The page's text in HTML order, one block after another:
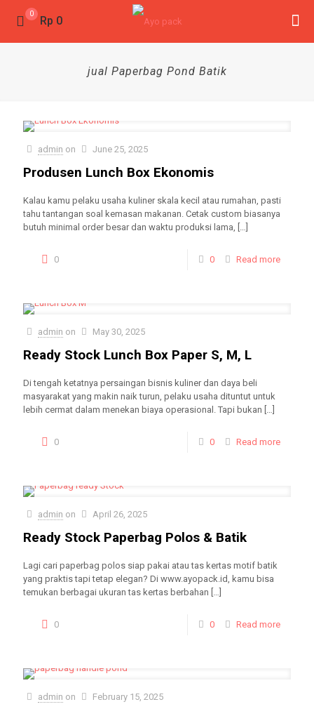
0
Rp 0
jual Paperbag Pond Batik
admin on June 25, 2025
Produsen Lunch Box Ekonomis
Kalau kamu pelaku usaha kuliner skala kecil atau rumahan, pasti
tahu tantangan soal kemasan makanan. Cetak custom biasanya
butuh minimal order besar dan waktu produksi lama, […]
0 0 Read more
admin on May 30, 2025
Ready Stock Lunch Box Paper S, M, L
Di tengah ketatnya persaingan bisnis kuliner dan daya beli
masyarakat yang makin naik turun, pelaku usaha dituntut untuk
lebih cermat dalam menekan biaya operasional. Tapi bukan […]
0 0 Read more
admin on April 26, 2025
Ready Stock Paperbag Polos & Batik
Lagi cari paperbag polos siap pakai atau tas kertas motif batik
yang praktis tapi tetap elegan? Di www.ayopack.id, kamu bisa
temukan berbagai ukuran tas kertas berbahan […]
0 0 Read more
admin on February 15, 2025